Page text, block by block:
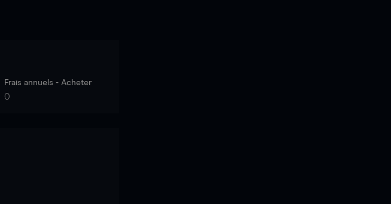
Frais annuels - Acheter
0